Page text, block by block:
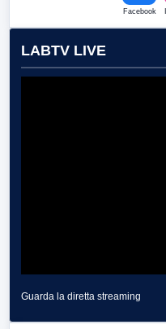
Facebook
LABTV LIVE
Guarda la diretta streaming